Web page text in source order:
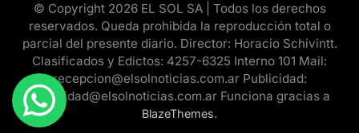
© Copyright 2026 EL SOL SA | Todos los derechos
reservados. Queda prohibida la reproducción total o
parcial del presente diario. Director: Horacio Schivintt.
Clasificados y Edictos: 4257-6325 Interno 101 Mail:
recepcion@elsolnoticias.com.ar Publicidad:
publicidad@elsolnoticias.com.ar Funciona gracias a
BlazeThemes.